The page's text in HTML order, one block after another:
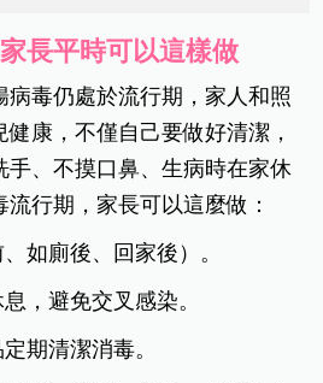
長平時可以這樣做
病毒仍處於流行期，家人和照
康，不僅自己要做好清潔，
手、不摸口鼻、生病時在家休
行期，家長可以這麼做：
如廁後、回家後）。
，避免交叉感染。
期清潔消毒。